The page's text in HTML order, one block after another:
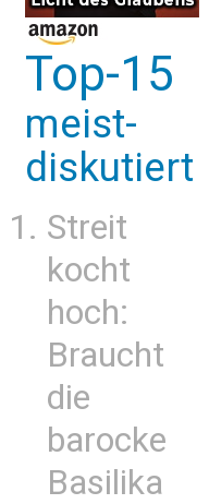
Top-15
meist-
diskutiert
Streit
kocht
hoch:
Braucht
die
barocke
Basilika